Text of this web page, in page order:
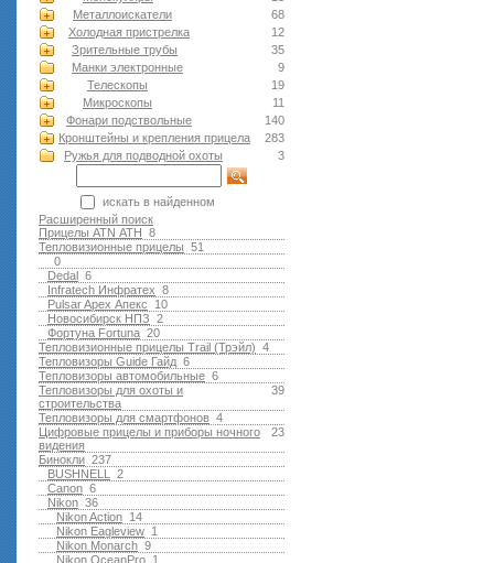
68
Металлоискатели
12
Холодная пристрелка
35
Зрительные трубы
9
Манки электронные
19
Телескопы
11
Микроскопы
140
Фонари подствольные
283
Кронштейны и крепления прицела
3
Ружья для подводной оxоты
искать в найденном
Расширенный поиск
8
Прицелы ATN АТН
51
Тепловизионные прицелы
0
6
Dedal
8
Infratech Инфратех
10
Pulsar Apex Апекс
2
Новосибирск НПЗ
20
Фортуна Fortuna
4
Тепловизионные прицелы Trail (Трэйл)
6
Тепловизоры Guide Гайд
6
Тепловизоры автомобильные
39
Тепловизоры для охоты и
строительства
4
Тепловизоры для смартфонов
23
Цифровые прицелы и приборы ночного
видения
237
Бинокли
2
BUSHNELL
6
Canon
36
Nikon
14
Nikon Action
1
Nikon Eagleview
9
Nikon Monarch
1
Nikon OceanPro